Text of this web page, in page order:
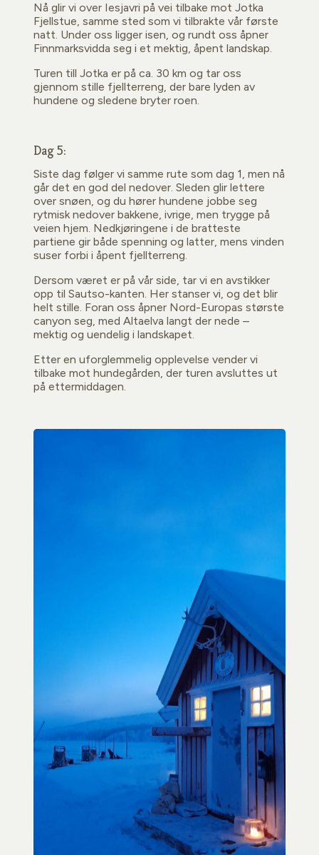
Nå glir vi over Iesjavri på vei tilbake mot Jotka
Fjellstue, samme sted som vi tilbrakte vår første
natt. Under oss ligger isen, og rundt oss åpner
Finnmarksvidda seg i et mektig, åpent landskap.
Turen till Jotka er på ca. 30 km og tar oss
gjennom stille fjellterreng, der bare lyden av
hundene og sledene bryter roen.
Dag 5:
Siste dag følger vi samme rute som dag 1, men nå
går det en god del nedover. Sleden glir lettere
over snøen, og du hører hundene jobbe seg
rytmisk nedover bakkene, ivrige, men trygge på
veien hjem. Nedkjøringene i de bratteste
partiene gir både spenning og latter, mens vinden
suser forbi i åpent fjellterreng.
Dersom været er på vår side, tar vi en avstikker
opp til Sautso-kanten. Her stanser vi, og det blir
helt stille. Foran oss åpner Nord-Europas største
canyon seg, med Altaelva langt der nede –
mektig og uendelig i landskapet.
Etter en uforglemmelig opplevelse vender vi
tilbake mot hundegården, der turen avsluttes ut
på ettermiddagen.